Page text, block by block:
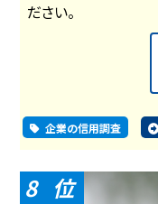
ださい。
企業の信用調査
8